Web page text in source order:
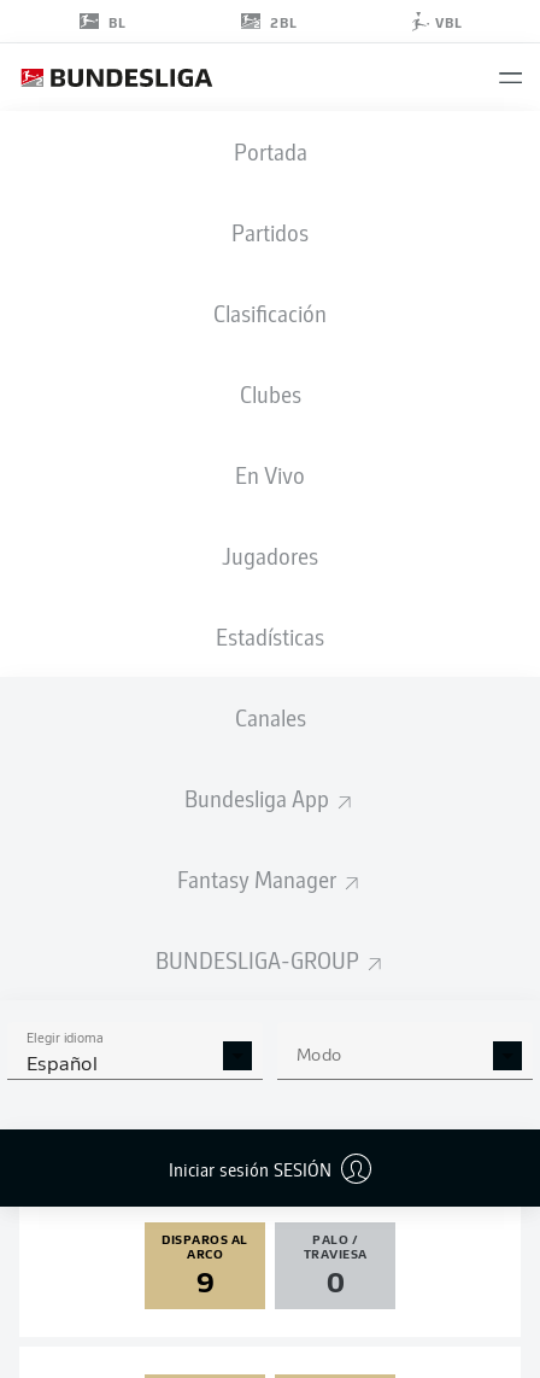
BL 2BL VBL
Portada
Partidos
Clasificación
Clubes
En Vivo
Jugadores
Estadísticas
Canales
Bundesliga App
Fantasy Manager
BUNDESLIGA-GROUP
Elegir idioma
Español Modo
Iniciar sesión SESIÓN
07.03.2001
TAMAÑO
ESTADÍSTICAS
DISPAROS AL
ARCO
9
PALO /
TRAVIESA
0